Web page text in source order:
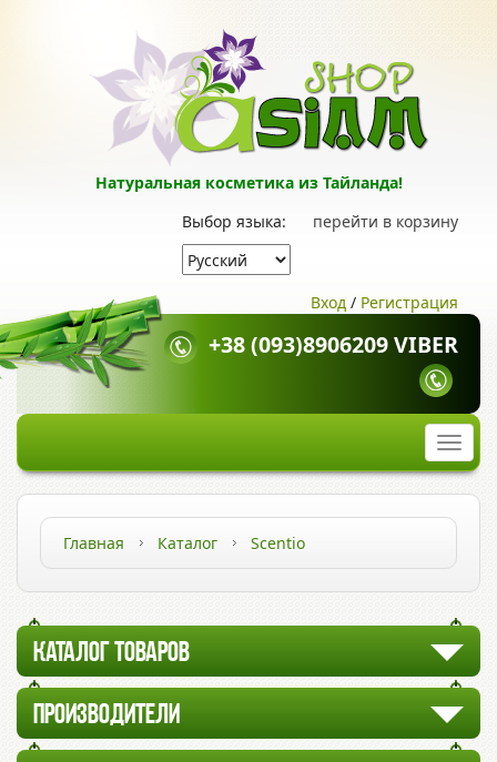
Натуральная косметика из Тайланда!
перейти в корзину
Выбор языка:
Вход / Регистрация
+38 (093)8906209 VIBER
Главная Каталог Scentio
КАТАЛОГ ТОВАРОВ
ПРОИЗВОДИТЕЛИ